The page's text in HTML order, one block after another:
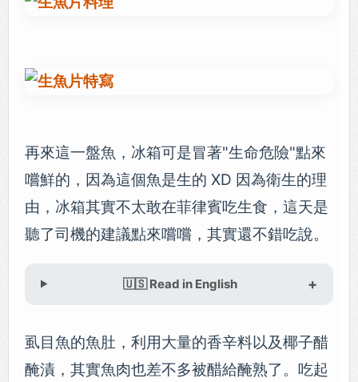
再來這一盤魚，冰箱可是冒著"生命危險"點來
嚐鮮的，因為這個魚是生的 XD 因為衛生的理
由，冰箱其實不太敢在菲律賓吃生食，這天是
聽了司機的建議點來嚐嚐，其實還不錯吃說。
🇺🇸 Read in English
虱目魚的魚肚，利用大量的香辛料以及椰子醋
醃漬，其實魚肉也差不多被醋給醃熟了。吃起